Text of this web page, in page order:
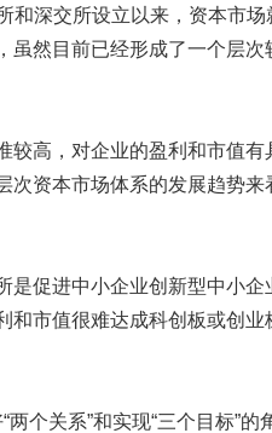
深交所设立以来，资本市
然目前已经形成了一个层
高，对企业的盈利和市值
资本市场体系的发展趋势
促进中小企业创新型中小
市值很难达成科创板或创
个关系”和实现“三个目标”